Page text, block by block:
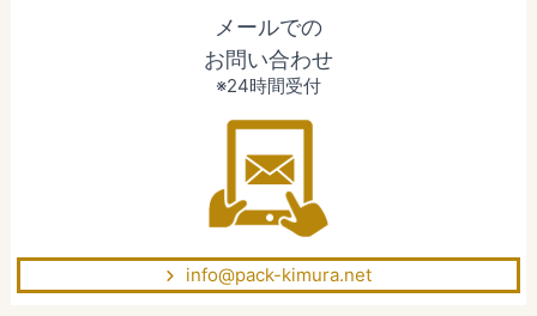
メールでの
お問い合わせ
※24時間受付
info@pack-kimura.net